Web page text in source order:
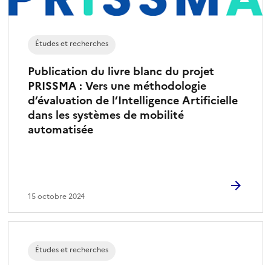
Publication du livre blanc du projet
PRISSMA : Vers une méthodologie
d’évaluation de l’Intelligence Artificielle
dans les systèmes de mobilité
automatisée
Études et recherches
15 octobre 2024
Études et recherches